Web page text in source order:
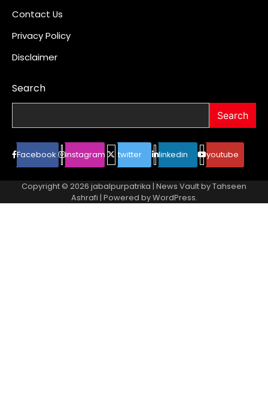
Contact Us
Privacy Policy
Disclaimer
Search
Search
Facebook instagram twitter linkedin youtube
Copyright © 2026 jabalpurpatrika | News Vault byTahseen
Ashrafi | Powered byWordPress.